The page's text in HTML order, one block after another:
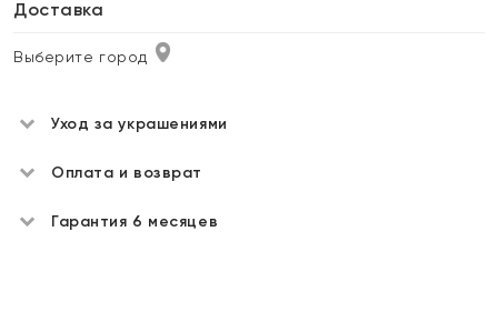
Доставка
Выберите город
Уход за украшениями
Оплата и возврат
Гарантия 6 месяцев